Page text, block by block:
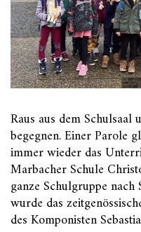
Raus aus dem
begegnen. Einer Parole
immer wieder das
Marbacher Schule
ganze Schulgruppe
wurde das
des Komponisten